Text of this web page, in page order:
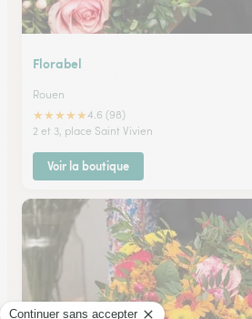
Florabel
Rouen
★★★★★4.6 (98)
2 et 3, place Saint Vivien
Voir la boutique